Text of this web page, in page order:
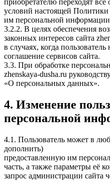
приобретателю переходят
условий настоящей
им персональной
3.2.2. В целях обеспечения
законных интересов сайта
в случаях, когда
соглашение сервисов сайта.
3.3. При обработке
zhenskaya-dusha.ru
«О персональных данных».
4. Изменение
персональной
4.1. Пользователь может в
дополнить)
предоставленную им
часть, а также параметры её
запрос администрации сайта